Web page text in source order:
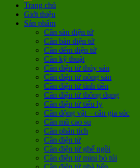
Trang chủ
Giới thiệu
Sản phẩm
Cân sàn điện tử
Cân bàn điện tử
Cân đếm điện tử
Cân kỹ thuật
Cân điện tử thủy sản
Cân điện tử nông sản
Cân điện tử tính tiền
Cân điện tử thông dụng
Cân điện tử tiểu ly
Cân động vật – cân gia súc
Cân mũ cao su
Cân phân tích
Cân điện tử
Cân điện tử ghế ngồi
Cân điện tử mini bỏ túi